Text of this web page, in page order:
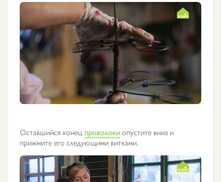
Оставшийся конец проволокиопустите вниз и
прижмите его следующими витками.